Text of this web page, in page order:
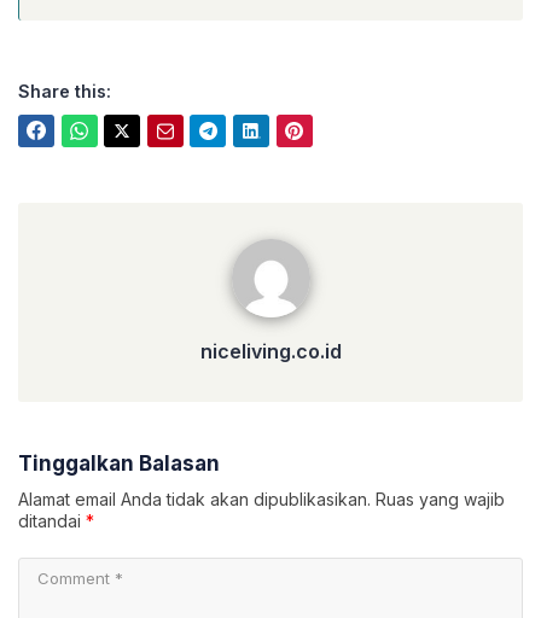
Share this:
niceliving.co.id
Tinggalkan Balasan
Alamat email Anda tidak akan dipublikasikan. Ruas yang wajib
ditandai *